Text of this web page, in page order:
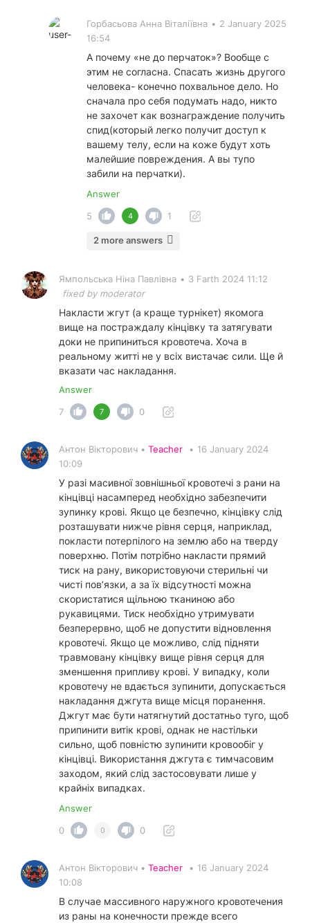
Горбасьова Анна Віталіївна • 2 January 2025
16:54
А почему «не до перчаток»? Вообще с
этим не согласна. Спасать жизнь другого
человека- конечно похвальное дело. Но
сначала про себя подумать надо, никто
не захочет как вознаграждение получить
спид(который легко получит доступ к
вашему телу, если на коже будут хоть
малейшие повреждения. А вы тупо
забили на перчатки).
Answer
5
4 1
2 more answers
Ямпольська Ніна Павлівна • 3 Farth 2024 11:12
fixed by moderator
Накласти жгут (а краще турнікет) якомога
вище на постраждалу кінцівку та затягувати
доки не припиниться кровотеча. Хоча в
реальному житті не у всіх вистачає сили. Ще й
вказати час накладання.
Answer
7
7 0
Антон Вікторович • Teacher • 16 January 2024
10:09
У разі масивної зовнішньої кровотечі з рани на
кінцівці насамперед необхідно забезпечити
зупинку крові. Якщо це безпечно, кінцівку слід
розташувати нижче рівня серця, наприклад,
покласти потерпілого на землю або на тверду
поверхню. Потім потрібно накласти прямий
тиск на рану, використовуючи стерильні чи
чисті пов’язки, а за їх відсутності можна
скористатися щільною тканиною або
рукавицями. Тиск необхідно утримувати
безперервно, щоб не допустити відновлення
кровотечі. Якщо це можливо, слід підняти
травмовану кінцівку вище рівня серця для
зменшення припливу крові. У випадку, коли
кровотечу не вдається зупинити, допускається
накладання джгута вище місця поранення.
Джгут має бути натягнутий достатньо туго, щоб
припинити витік крові, однак не настільки
сильно, щоб повністю зупинити кровообіг у
кінцівці. Використання джгута є тимчасовим
заходом, який слід застосовувати лише у
крайніх випадках.
Answer
0
0 0
Антон Вікторович • Teacher • 16 January 2024
10:08
В случае массивного наружного кровотечения
из раны на конечности прежде всего